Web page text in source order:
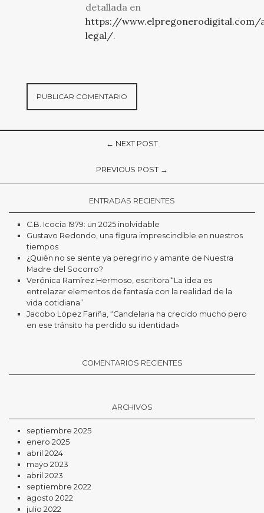
detallada en
https://www.elpregonerodigital.com/
legal/.
← NEXT POST
PREVIOUS POST →
ENTRADAS RECIENTES
C.B. Icocia 1979: un 2025 inolvidable
Gustavo Redondo, una figura imprescindible en nuestros
tiempos
¿Quién no se siente ya peregrino y amante de Nuestra
Madre del Socorro?
Verónica Ramírez Hermoso, escritora “La idea es
entrelazar elementos de fantasía con la realidad de la
vida cotidiana”
Jacobo López Fariña, “Candelaria ha crecido mucho pero
en ese tránsito ha perdido su identidad»
COMENTARIOS RECIENTES
ARCHIVOS
septiembre 2025
enero 2025
abril 2024
mayo 2023
abril 2023
septiembre 2022
agosto 2022
julio 2022